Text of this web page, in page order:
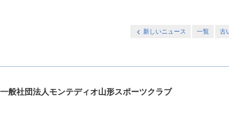
新しいニュース 一覧 古
一般社団法人モンテディオ山形スポーツクラブ